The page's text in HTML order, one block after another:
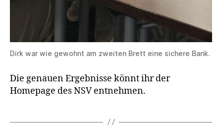
Dirk war wie gewohnt am zweiten Brett eine sichere Bank.
Die genauen Ergebnisse könnt ihr der
Homepage des NSV entnehmen.